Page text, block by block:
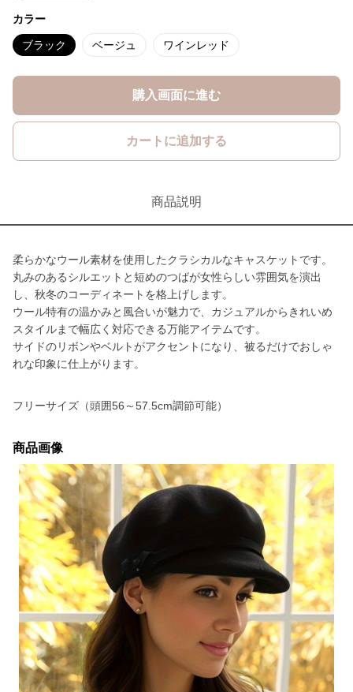
カラー
ブラック ベージュ ワインレッド
購入画面に進む
カートに追加する
商品説明
柔らかなウール素材を使用したクラシカルなキャスケットです。
丸みのあるシルエットと短めのつばが女性らしい雰囲気を演出
し、秋冬のコーディネートを格上げします。
ウール特有の温かみと風合いが魅力で、カジュアルからきれいめ
スタイルまで幅広く対応できる万能アイテムです。
サイドのリボンやベルトがアクセントになり、被るだけでおしゃ
れな印象に仕上がります。
フリーサイズ（頭囲56～57.5cm調節可能）
商品画像